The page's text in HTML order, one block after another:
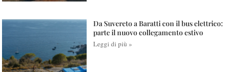
Da Suvereto a Baratti con il bus elettrico:
parte il nuovo collegamento estivo
Leggi di più »